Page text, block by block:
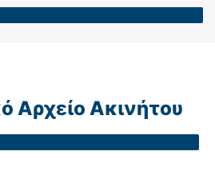
Αρχείο Ακινήτου